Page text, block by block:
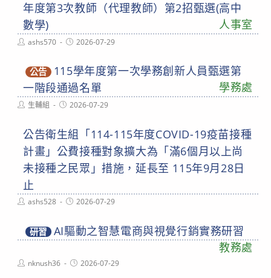
年度第3次教師（代理教師）第2招甄選(高中
數學)
人事室
Postashs570
Post2026-07-29
公告
115學年度第一次學務創新人員甄選第
一階段通過名單
學務處
Post生輔組
Post2026-07-29
公告衛生組「114-115年度COVID-19疫苗接種
計畫」公費接種對象擴大為「滿6個月以上尚
未接種之民眾」措施，延長至 115年9月28日
止
Postashs528
Post2026-07-29
研習
AI驅動之智慧電商與視覺行銷實務研習
教務處
Postnknush36
Post2026-07-29